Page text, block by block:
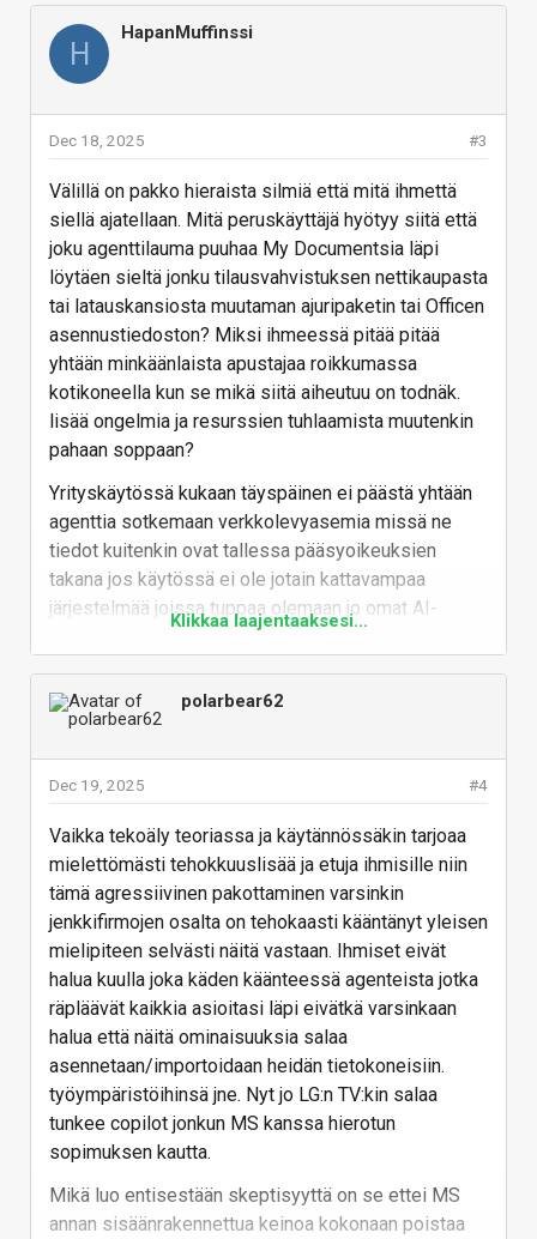
H
HapanMuffinssi
#3
Dec 18, 2025
Välillä on pakko hieraista silmiä että mitä ihmettä
siellä ajatellaan. Mitä peruskäyttäjä hyötyy siitä että
joku agenttilauma puuhaa My Documentsia läpi
löytäen sieltä jonku tilausvahvistuksen nettikaupasta
tai latauskansiosta muutaman ajuripaketin tai Officen
asennustiedoston? Miksi ihmeessä pitää pitää
yhtään minkäänlaista apustajaa roikkumassa
kotikoneella kun se mikä siitä aiheutuu on todnäk.
lisää ongelmia ja resurssien tuhlaamista muutenkin
pahaan soppaan?
Yrityskäytössä kukaan täyspäinen ei päästä yhtään
agenttia sotkemaan verkkolevyasemia missä ne
tiedot kuitenkin ovat tallessa pääsyoikeuksien
takana jos käytössä ei ole jotain kattavampaa
järjestelmää joissa tuppaa olemaan jo omat AI-
Ja jos kotikäytössä taas on huolettomasti roiskittu
tuhansia ja tuhansia tiedostoja umpimähkään
valtakunnan agenttitoimistokaan saa mitään selvää.
Vai pitääkö kotikäyttäjänkin alkaa tunkkaamaan jotain
agenttien konfigurointiviritystä koneelleen...
Vastaa
Klikkaa laajentaaksesi...
polarbear62
#4
Dec 19, 2025
Vaikka tekoäly teoriassa ja käytännössäkin tarjoaa
mielettömästi tehokkuuslisää ja etuja ihmisille niin
tämä agressiivinen pakottaminen varsinkin
jenkkifirmojen osalta on tehokaasti kääntänyt yleisen
mielipiteen selvästi näitä vastaan. Ihmiset eivät
halua kuulla joka käden käänteessä agenteista jotka
räpläävät kaikkia asioitasi läpi eivätkä varsinkaan
halua että näitä ominaisuuksia salaa
asennetaan/importoidaan heidän tietokoneisiin.
työympäristöihinsä jne. Nyt jo LG:n TV:kin salaa
tunkee copilot jonkun MS kanssa hierotun
sopimuksen kautta.
Mikä luo entisestään skeptisyyttä on se ettei MS
annan sisäänrakennettua keinoa kokonaan poistaa